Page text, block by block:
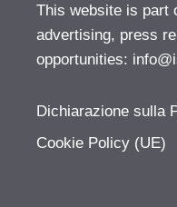
This website is part
advertising, press
opportunities:
Dichiarazione sulla
Cookie Policy (UE)